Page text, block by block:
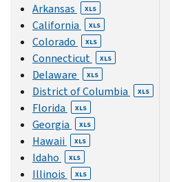
Arkansas XLS
California XLS
Colorado XLS
Connecticut XLS
Delaware XLS
District of Columbia XLS
Florida XLS
Georgia XLS
Hawaii XLS
Idaho XLS
Illinois XLS